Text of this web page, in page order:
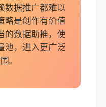
数据推广都难以
略是创作有价值
的数据助推，使
池，进入更广泛
。